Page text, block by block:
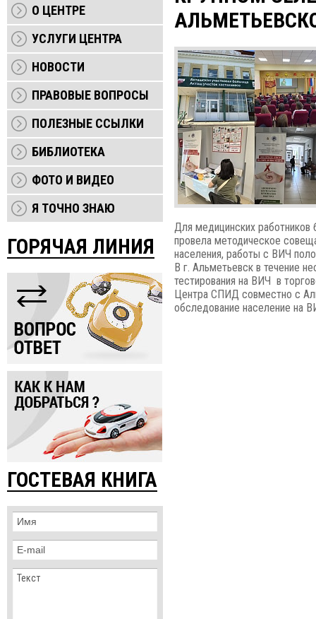
О ЦЕНТРЕ
УСЛУГИ ЦЕНТРА
НОВОСТИ
ПРАВОВЫЕ ВОПРОСЫ
ПОЛЕЗНЫЕ ССЫЛКИ
БИБЛИОТЕКА
ФОТО И ВИДЕО
Я ТОЧНО ЗНАЮ
ГОРЯЧАЯ ЛИНИЯ
ГОСТЕВАЯ КНИГА
Для медицинских
провела методическое
населения, работы с ВИЧ
В г. Альметьевск в течение
тестирования на ВИЧ в
Центра СПИД совместно с
обследование население на